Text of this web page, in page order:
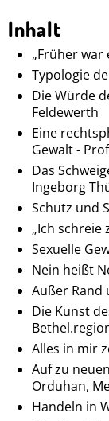
Inhalt
„Früher war
Typologie
Die Würde
Feldewerth
Eine
Gewalt -
Das
Ingeborg
Schutz und
„Ich schreie
Sexuelle
Nein heißt
Außer Rand
Die Kunst
Alles in mir
Auf zu
Orduhan,
Handeln in